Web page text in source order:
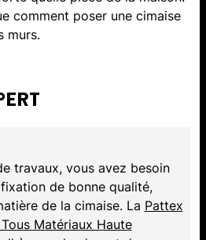
comment poser une cimaise
murs.
travaux, vous avez besoin
fixation de bonne qualité,
de la cimaise. La Pattex
Matériaux Haute